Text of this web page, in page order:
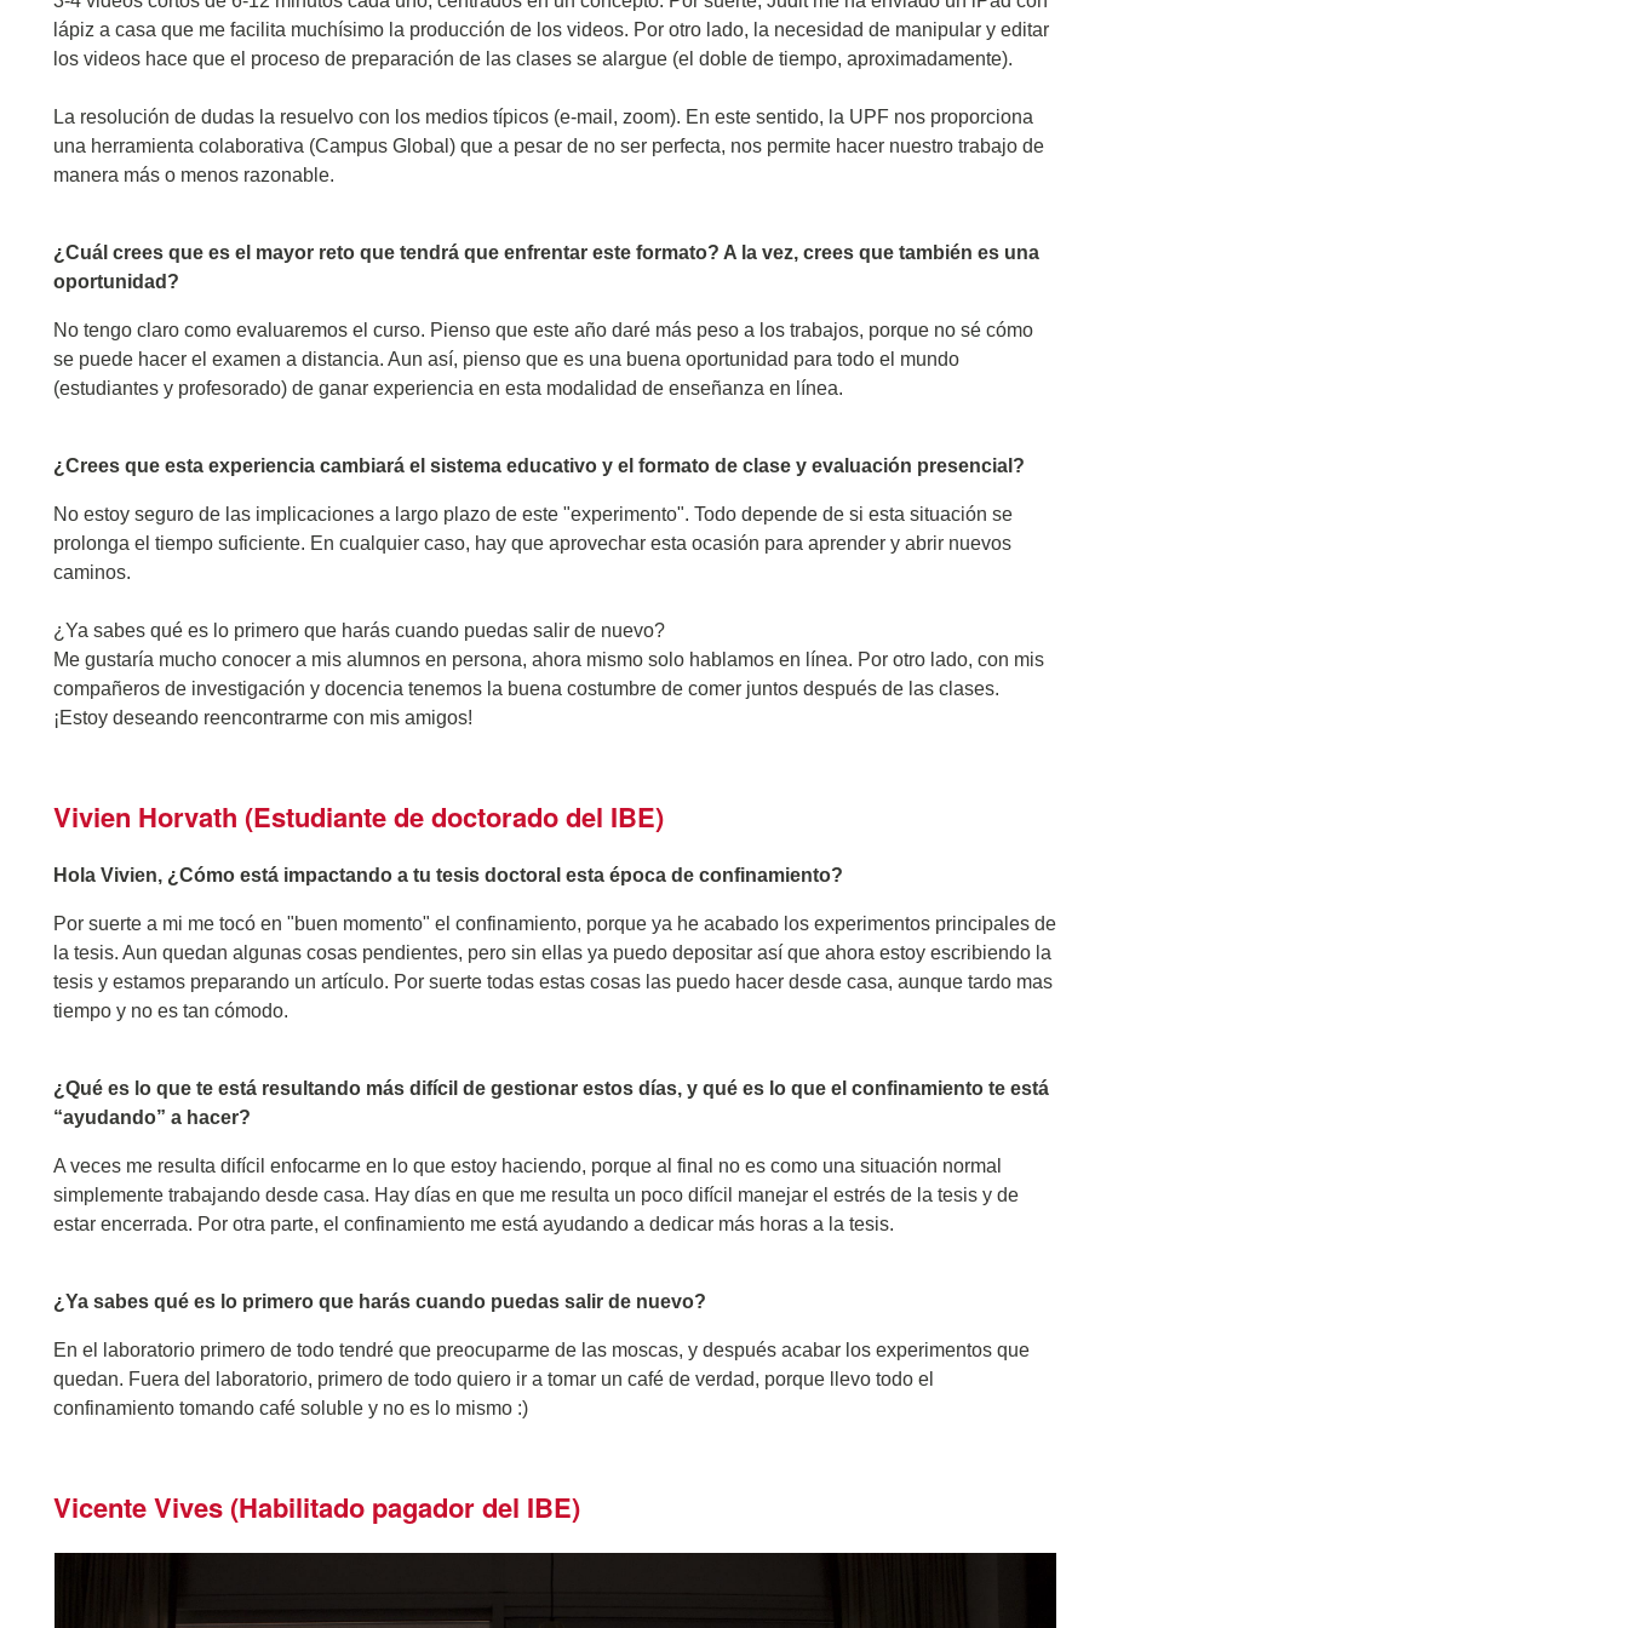
lápiz a casa que me facilita muchísimo la producción de los videos. Por otro lado, la necesidad de manipular y editar
los videos hace que el proceso de preparación de las clases se alargue (el doble de tiempo, aproximadamente).
La resolución de dudas la resuelvo con los medios típicos (e-mail, zoom). En este sentido, la UPF nos proporciona
una herramienta colaborativa (Campus Global) que a pesar de no ser perfecta, nos permite hacer nuestro trabajo de
manera más o menos razonable.
¿Cuál crees que es el mayor reto que tendrá que enfrentar este formato? A la vez, crees que también es una
oportunidad?
No tengo claro como evaluaremos el curso. Pienso que este año daré más peso a los trabajos, porque no sé cómo
se puede hacer el examen a distancia. Aun así, pienso que es una buena oportunidad para todo el mundo
(estudiantes y profesorado) de ganar experiencia en esta modalidad de enseñanza en línea.
¿Crees que esta experiencia cambiará el sistema educativo y el formato de clase y evaluación presencial?
No estoy seguro de las implicaciones a largo plazo de este "experimento". Todo depende de si esta situación se
prolonga el tiempo suficiente. En cualquier caso, hay que aprovechar esta ocasión para aprender y abrir nuevos
caminos.
¿Ya sabes qué es lo primero que harás cuando puedas salir de nuevo?
Me gustaría mucho conocer a mis alumnos en persona, ahora mismo solo hablamos en línea. Por otro lado, con mis
compañeros de investigación y docencia tenemos la buena costumbre de comer juntos después de las clases.
¡Estoy deseando reencontrarme con mis amigos!
Vivien Horvath (Estudiante de doctorado del IBE)
Hola Vivien, ¿Cómo está impactando a tu tesis doctoral esta época de confinamiento?
Por suerte a mi me tocó en "buen momento" el confinamiento, porque ya he acabado los experimentos principales de
la tesis. Aun quedan algunas cosas pendientes, pero sin ellas ya puedo depositar así que ahora estoy escribiendo la
tesis y estamos preparando un artículo. Por suerte todas estas cosas las puedo hacer desde casa, aunque tardo mas
tiempo y no es tan cómodo.
¿Qué es lo que te está resultando más difícil de gestionar estos días, y qué es lo que el confinamiento te está
“ayudando” a hacer?
A veces me resulta difícil enfocarme en lo que estoy haciendo, porque al final no es como una situación normal
simplemente trabajando desde casa. Hay días en que me resulta un poco difícil manejar el estrés de la tesis y de
estar encerrada. Por otra parte, el confinamiento me está ayudando a dedicar más horas a la tesis.
¿Ya sabes qué es lo primero que harás cuando puedas salir de nuevo?
En el laboratorio primero de todo tendré que preocuparme de las moscas, y después acabar los experimentos que
quedan. Fuera del laboratorio, primero de todo quiero ir a tomar un café de verdad, porque llevo todo el
confinamiento tomando café soluble y no es lo mismo :)
Vicente Vives (Habilitado pagador del IBE)